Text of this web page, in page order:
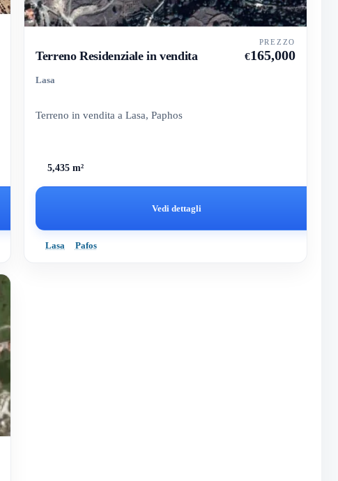
Terreno Residenziale in vendita
Lasa
PREZZO
€165,000
Terreno in vendita a Lasa, Paphos
5,435 m²
Vedi dettagli
Lasa Pafos